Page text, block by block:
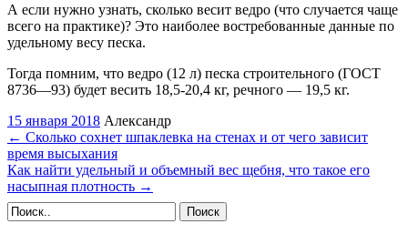
А если нужно узнать, сколько весит ведро (что случается чаще
всего на практике)? Это наиболее востребованные данные по
удельному весу песка.
Тогда помним, что ведро (12 л) песка строительного (ГОСТ
8736—93) будет весить 18,5-20,4 кг, речного — 19,5 кг.
15 января 2018 Александр
← Сколько сохнет шпаклевка на стенах и от чего зависит
время высыхания
Как найти удельный и объемный вес щебня, что такое его
насыпная плотность →
Поиск